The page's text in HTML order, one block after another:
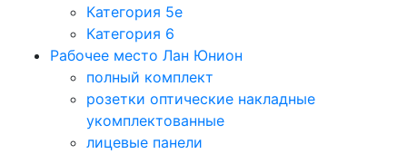
Категория 5e
Категория 6
Рабочее место Лан Юнион
полный комплект
розетки оптические накладные
укомплектованные
лицевые панели